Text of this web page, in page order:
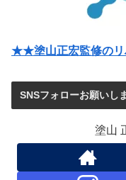
★★塗山正宏監修の
SNSフォローお願いし
塗山